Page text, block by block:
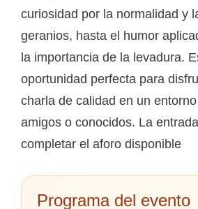
curiosidad por la normalidad y
geranios, hasta el humor
la importancia de la levadura.
oportunidad perfecta para
charla de calidad en un
amigos o conocidos. La
completar el aforo disponible
Programa del evento